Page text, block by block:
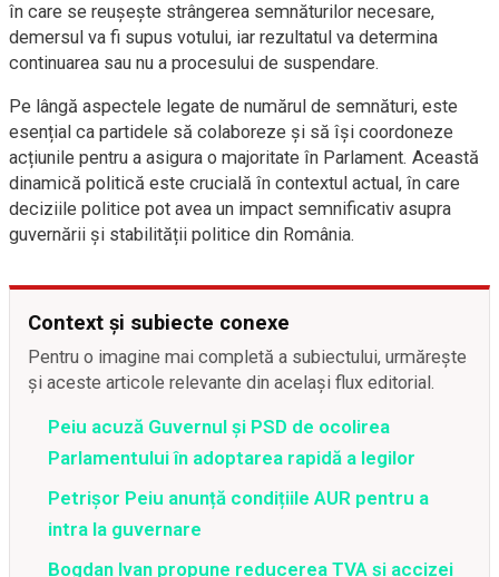
în care se reușește strângerea semnăturilor necesare,
demersul va fi supus votului, iar rezultatul va determina
continuarea sau nu a procesului de suspendare.
Pe lângă aspectele legate de numărul de semnături, este
esențial ca partidele să colaboreze și să își coordoneze
acțiunile pentru a asigura o majoritate în Parlament. Această
dinamică politică este crucială în contextul actual, în care
deciziile politice pot avea un impact semnificativ asupra
guvernării și stabilității politice din România.
Context și subiecte conexe
Pentru o imagine mai completă a subiectului, urmărește
și aceste articole relevante din același flux editorial.
Peiu acuză Guvernul și PSD de ocolirea
Parlamentului în adoptarea rapidă a legilor
Petrișor Peiu anunță condițiile AUR pentru a
intra la guvernare
Bogdan Ivan propune reducerea TVA și accizei